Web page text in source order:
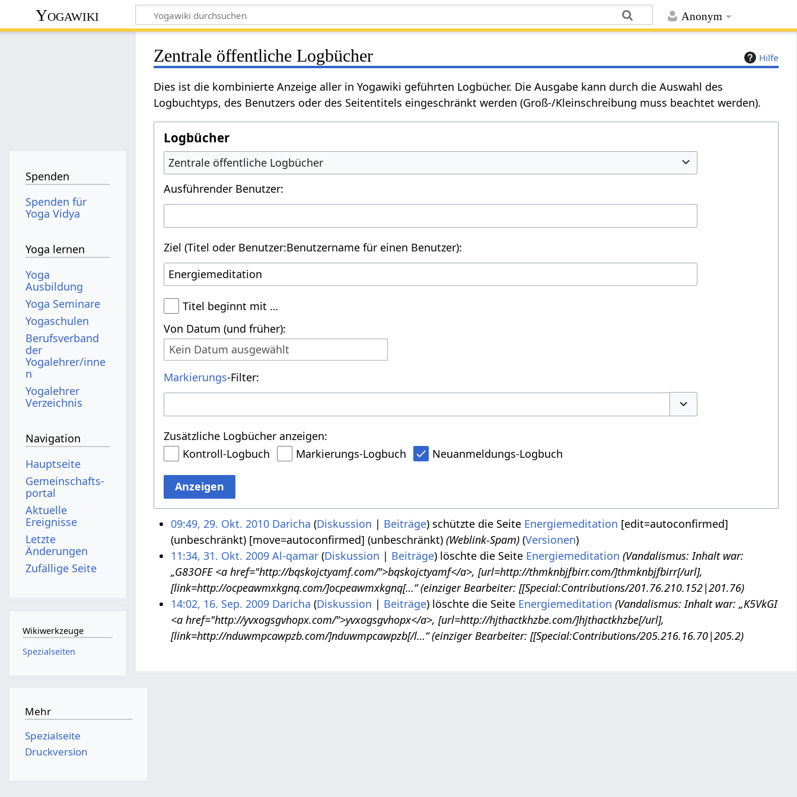
Anonym
Yogawiki
Hilfe
Zentrale öffentliche Logbücher
Dies ist die kombinierte Anzeige aller in Yogawiki geführten Logbücher. Die Ausgabe kann durch die Auswahl des
Logbuchtyps, des Benutzers oder des Seitentitels eingeschränkt werden (Groß-/Kleinschreibung muss beachtet werden).
Logbücher
Zentrale öffentliche Logbücher
Ausführender Benutzer:
Ziel (Titel oder Benutzer:Benutzername für einen Benutzer):
Titel beginnt mit …
Von Datum (und früher):
Kein Datum ausgewählt
Markierungs-Filter:
Zusätzliche Logbücher anzeigen:
Kontroll-Logbuch
Markierungs-Logbuch Neuanmeldungs-Logbuch
Anzeigen
09:49, 29. Okt. 2010 Daricha Diskussion Beiträge schützte die Seite Energiemeditation ‎[edit=autoconfirmed]
(unbeschränkt) [move=autoconfirmed] (unbeschränkt)(Weblink-Spam) (Versionen)
11:34, 31. Okt. 2009 Al-qamar Diskussion Beiträge löschte die Seite Energiemeditation (Vandalismus: Inhalt war:
„G83OFE <a href="http://bqskojctyamf.com/">bqskojctyamf</a>, [url=http://thmknbjfbirr.com/]thmknbjfbirr[/url],
[link=http://ocpeawmxkgnq.com/]ocpeawmxkgnq[…“ (einziger Bearbeiter: [[Special:Contributions/201.76.210.152|201.76)
14:02, 16. Sep. 2009 Daricha Diskussion Beiträge löschte die Seite Energiemeditation (Vandalismus: Inhalt war: „K5VkGI
<a href="http://yvxogsgvhopx.com/">yvxogsgvhopx</a>, [url=http://hjthactkhzbe.com/]hjthactkhzbe[/url],
[link=http://nduwmpcawpzb.com/]nduwmpcawpzb[/l…“ (einziger Bearbeiter: [[Special:Contributions/205.216.16.70|205.2)
Spenden
Spenden für
Yoga Vidya
Yoga lernen
Yoga
Ausbildung
Yoga Seminare
Yogaschulen
Berufsverband
der
Yogalehrer/inne
n
Yogalehrer
Verzeichnis
Navigation
Hauptseite
Gemeinschafts­
portal
Aktuelle
Ereignisse
Letzte
Änderungen
Zufällige Seite
Wikiwerkzeuge
Spezialseiten
Mehr
Spezialseite
Druckversion